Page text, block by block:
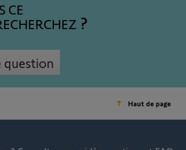
CE
question
Haut de page